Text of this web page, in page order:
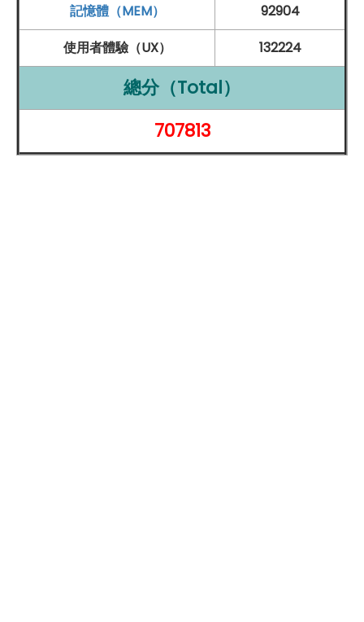
支援Wi-Fi 6、藍牙5.2
前置相機為 1,200 萬
後置相機為 1,200 萬
畫素
配置 Touch ID
記憶體（MEM）
92904
使用者體驗（UX）
132224
總分（Total）
707813